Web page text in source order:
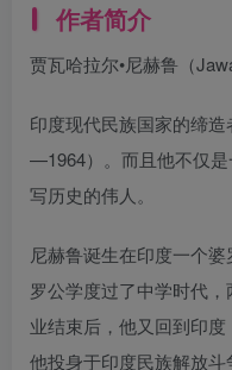
作者简介
贾瓦哈拉尔•尼赫鲁（
印度现代民族国家的缔
—1964）。而且他不仅
写历史的伟人。
尼赫鲁诞生在印度一个
罗公学度过了中学时代
业结束后，他又回到印度
他投身于印度民族解放